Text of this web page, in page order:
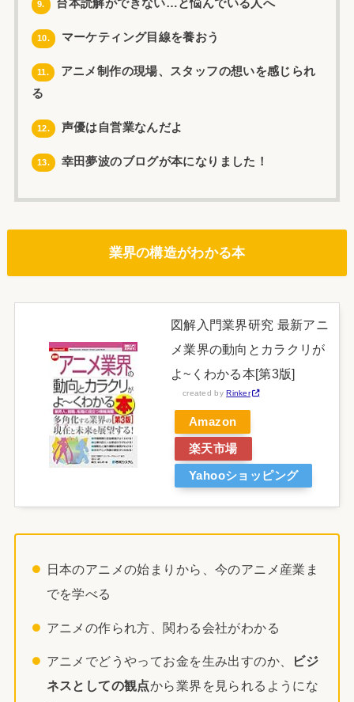
9. 台本読解ができない…と悩んでいる人へ
10. マーケティング目線を養おう
11.
アニメ制作の現場、スタッフの想いを感じられ
る
12. 声優は自営業なんだよ
13. 幸田夢波のブログが本になりました！
業界の構造がわかる本
図解入門業界研究 最新アニ
メ業界の動向とカラクリが
よ~くわかる本[第3版]
created byRinker
Amazon
楽天市場
Yahooショッピング
日本のアニメの始まりから、今のアニメ産業ま
でを学べる
アニメの作られ方、関わる会社がわかる
アニメでどうやってお金を生み出すのか、
ビジ
ネスとしての観点から業界を見られるようにな